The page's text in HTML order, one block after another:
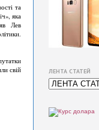
та
яка
Лев
свій
ЛЕНТА СТАТЕЙ